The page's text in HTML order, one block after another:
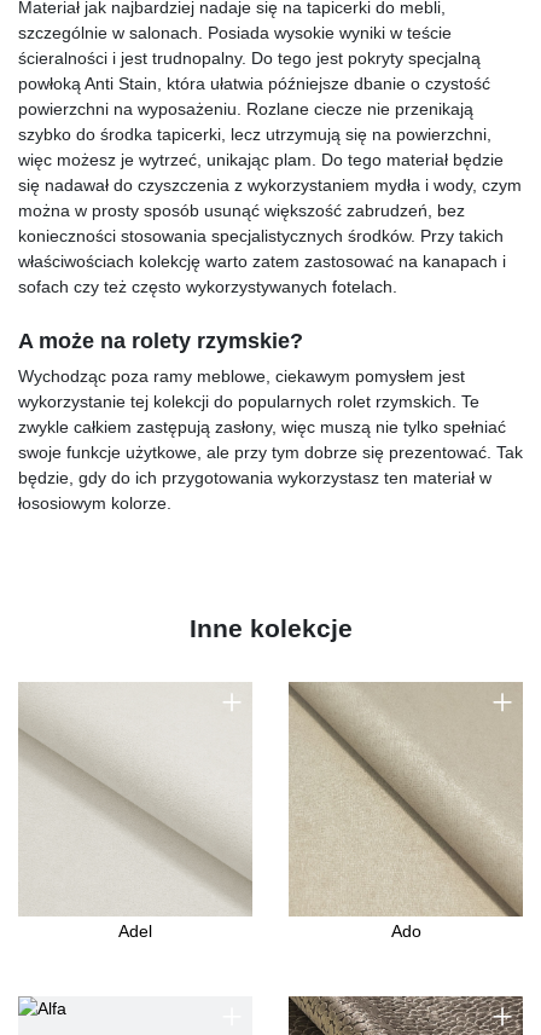
Materiał jak najbardziej nadaje się na tapicerki do mebli,
szczególnie w salonach. Posiada wysokie wyniki w teście
ścieralności i jest trudnopalny. Do tego jest pokryty specjalną
powłoką Anti Stain, która ułatwia późniejsze dbanie o czystość
powierzchni na wyposażeniu. Rozlane ciecze nie przenikają
szybko do środka tapicerki, lecz utrzymują się na powierzchni,
więc możesz je wytrzeć, unikając plam. Do tego materiał będzie
się nadawał do czyszczenia z wykorzystaniem mydła i wody, czym
można w prosty sposób usunąć większość zabrudzeń, bez
konieczności stosowania specjalistycznych środków. Przy takich
właściwościach kolekcję warto zatem zastosować na kanapach i
sofach czy też często wykorzystywanych fotelach.
A może na rolety rzymskie?
Wychodząc poza ramy meblowe, ciekawym pomysłem jest
wykorzystanie tej kolekcji do popularnych rolet rzymskich. Te
zwykle całkiem zastępują zasłony, więc muszą nie tylko spełniać
swoje funkcje użytkowe, ale przy tym dobrze się prezentować. Tak
będzie, gdy do ich przygotowania wykorzystasz ten materiał w
łososiowym kolorze.
Inne kolekcje
+
Adel
+
Ado
+